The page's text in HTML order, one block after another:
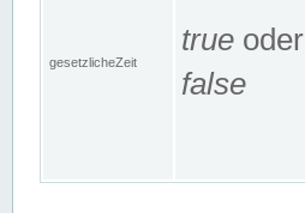
gesetzlicheZeit
true oder
false